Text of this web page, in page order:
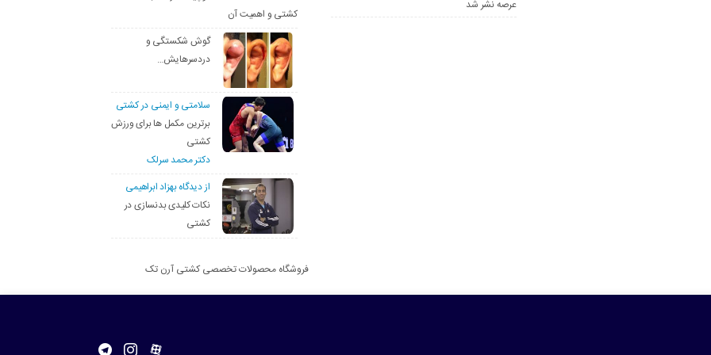
عرصه نشر شد
کشتی و اهمیت آن
گوش شکستگی و
دردسرهایش…
سلامتی و ایمنی در کشتی
برترین مکمل ها برای ورزش
کشتی
دکتر محمد سرلک
از دیدگاه بهزاد ابراهیمی
نکات کلیدی بدنسازی در
کشتی
فروشگاه محصولات تخصصی کشتی آرن تک